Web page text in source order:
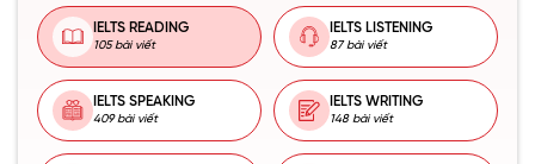
IELTS READING
105 bài viết
IELTS LISTENING
87 bài viết
IELTS SPEAKING
409 bài viết
IELTS WRITING
148 bài viết